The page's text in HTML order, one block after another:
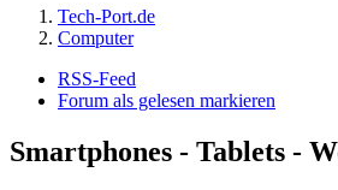
Tech-Port.de
Computer
RSS-Feed
Forum als gelesen markieren
Smartphones - Tablets -